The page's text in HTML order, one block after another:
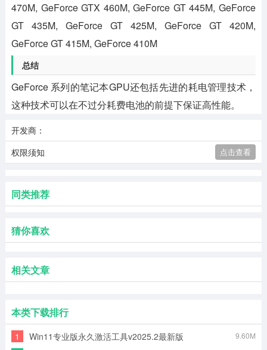
470M, GeForce GTX 460M, GeForce GT 445M, GeForce
GT 435M, GeForce GT 425M, GeForce GT 420M,
GeForce GT 415M, GeForce 410M
总结
GeForce 系列的笔记本GPU还包括先进的耗电管理技术，
这种技术可以在不过分耗费电池的前提下保证高性能。
开发商：
权限须知
点击查看
同类推荐
猜你喜欢
相关文章
本类下载排行
1 Win11专业版永久激活工具v2025.2最新版 9.60M